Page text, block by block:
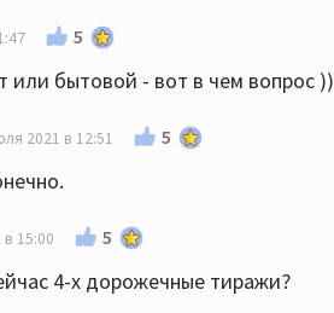
5
или бытовой - вот в чем вопрос ))
2021 в 12:51 5
15:00 5
4-x дорожечные тиражи?